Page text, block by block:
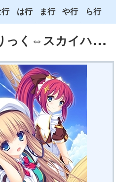
イ ～空飛ぶホウキに想いをのせて～
行
の
は行
ひ
ふ
へ
ほ
ま行
み
む
め
も
や行
ゆ
よ
わ
ら行
り